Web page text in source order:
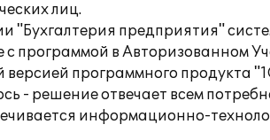
лиц.
"Бухгалтерия предприятия"
программой в Авторизованном
программного продукта
- решение отвечает всем
информационно-